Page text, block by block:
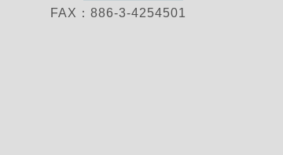
FAX：886-3-4254501